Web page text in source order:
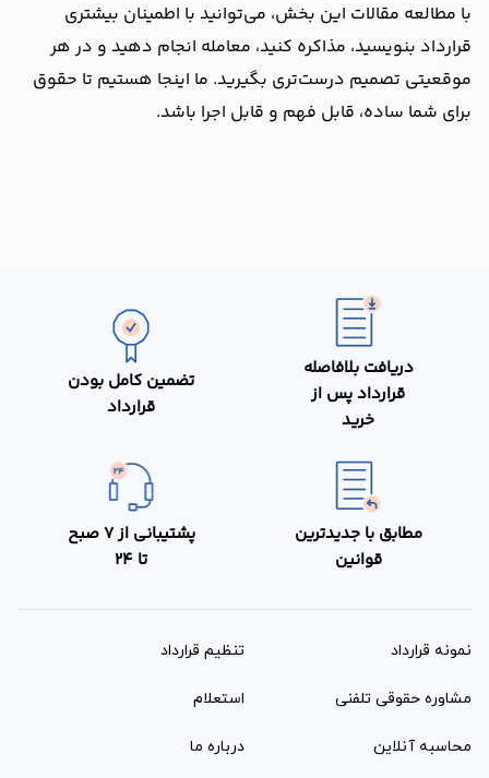
با مطالعه مقالات این بخش، می‌توانید با اطمینان بیشتری
قرارداد بنویسید، مذاکره کنید، معامله انجام دهید و در هر
موقعیتی تصمیم درست‌تری بگیرید. ما اینجا هستیم تا حقوق
برای شما ساده، قابل فهم و قابل اجرا باشد.
دریافت بلافاصله
قرارداد پس از
خرید
تضمین کامل بودن
قرارداد
مطابق با جدیدترین
قوانین
پشتیبانی از 7 صبح
تا 24
نمونه قرارداد‌ تنظیم قرارداد
مشاوره حقوقی تلفنی استعلام
محاسبه آنلاین درباره ما